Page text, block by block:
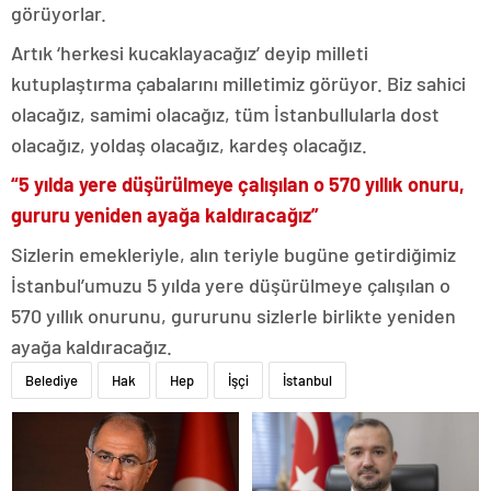
görüyorlar.
Artık ‘herkesi kucaklayacağız’ deyip milleti
kutuplaştırma çabalarını milletimiz görüyor. Biz sahici
olacağız, samimi olacağız, tüm İstanbullularla dost
olacağız, yoldaş olacağız, kardeş olacağız.
“5 yılda yere düşürülmeye çalışılan o 570 yıllık onuru,
gururu yeniden ayağa kaldıracağız”
Sizlerin emekleriyle, alın teriyle bugüne getirdiğimiz
İstanbul’umuzu 5 yılda yere düşürülmeye çalışılan o
570 yıllık onurunu, gururunu sizlerle birlikte yeniden
ayağa kaldıracağız.
Belediye Hak Hep İşçi İstanbul